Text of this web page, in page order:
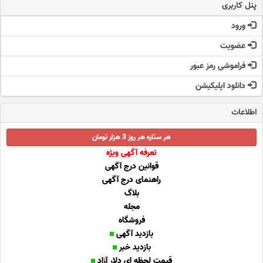
پنل کاربری
ورود
عضویت
فراموشی رمز عبور
دانلود اپلیکیشن
اطلاعات
هر ستاره هر روز 3 هزار تومان
تعرفه آگهی ویژه
قوانین درج آگهی
راهنمای درج آگهی
بلاگ
مجله
فروشگاه
بازدید آگهی
بازدید خبر